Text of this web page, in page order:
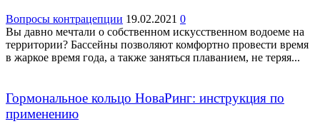
Вопросы контрацепции 19.02.2021 0
Вы давно мечтали о собственном искусственном водоеме на
территории? Бассейны позволяют комфортно провести время
в жаркое время года, а также заняться плаванием, не теряя...
Гормональное кольцо НоваРинг: инструкция по
применению